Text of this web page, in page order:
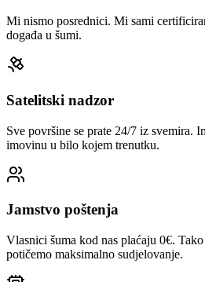
Mi nismo posrednici. Mi sami
događa u šumi.
Satelitski nadzor
Sve površine se prate 24/7 iz svemira.
imovinu u bilo kojem trenutku.
Jamstvo poštenja
Vlasnici šuma kod nas plaćaju 0€.
potičemo maksimalno sudjelovanje.